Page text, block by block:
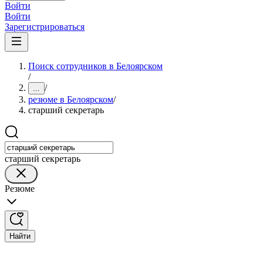
Войти
Войти
Зарегистрироваться
Поиск сотрудников в Белоярском
/
... /
резюме в Белоярском/
старший секретарь
старший секретарь
Резюме
Найти